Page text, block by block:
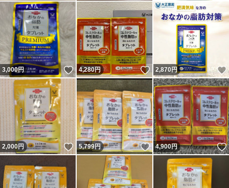
3,000円 いいね！
4,280円 いいね！
2,870円
2,000円 いいね！
5,799円 いいね！
4,900円